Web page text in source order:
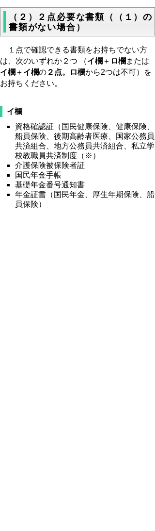
（２）２点必要な書類（（１）の
書類がない場合）
１点で確認できる書類をお持ちでない方
は、次のいずれか２つ （イ欄 ＋ ロ欄 または
イ欄 ＋ イ欄の ２点。ロ欄から2つは不可）を
お持ちください。
イ欄
資格確認証（国民健康保険、健康保険、
船員保険、後期高齢者医療、国家公務員
共済組合、地方公務員共済組合、私立学
校教職員共済制度（※）
介護保険被保険者証
国民年金手帳
基礎年金番号通知書
年金証書（国民年金、厚生年期保険、船
員保険）